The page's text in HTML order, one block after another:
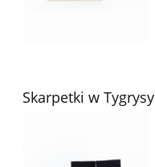
Skarpetki w Tygrysy